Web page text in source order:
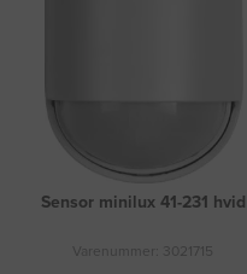
Sensor minilux 41-231 hvid
Varenummer: 3021715